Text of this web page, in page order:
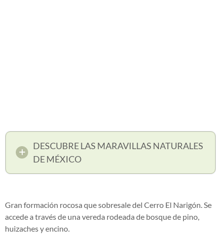
DESCUBRE LAS MARAVILLAS NATURALES
DE MÉXICO
Gran formación rocosa que sobresale del Cerro El Narigón. Se
accede a través de una vereda rodeada de bosque de pino,
huizaches y encino.